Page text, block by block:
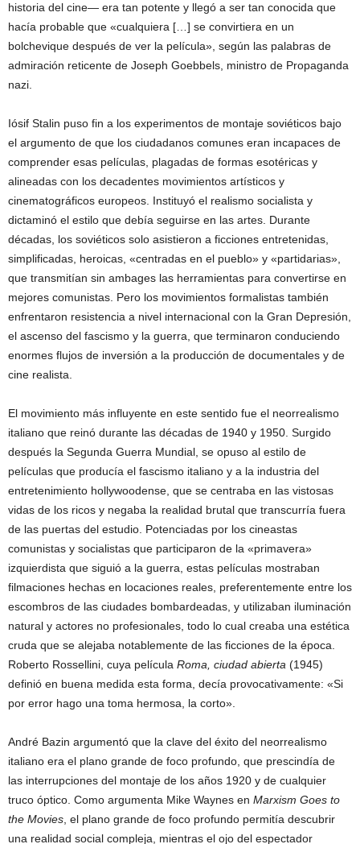
historia del cine— era tan potente y llegó a ser tan conocida que
hacía probable que «cualquiera […] se convirtiera en un
bolchevique después de ver la película», según las palabras de
admiración reticente de Joseph Goebbels, ministro de Propaganda
nazi.
Iósif Stalin puso fin a los experimentos de montaje soviéticos bajo
el argumento de que los ciudadanos comunes eran incapaces de
comprender esas películas, plagadas de formas esotéricas y
alineadas con los decadentes movimientos artísticos y
cinematográficos europeos. Instituyó el realismo socialista y
dictaminó el estilo que debía seguirse en las artes. Durante
décadas, los soviéticos solo asistieron a ficciones entretenidas,
simplificadas, heroicas, «centradas en el pueblo» y «partidarias»,
que transmitían sin ambages las herramientas para convertirse en
mejores comunistas. Pero los movimientos formalistas también
enfrentaron resistencia a nivel internacional con la Gran Depresión,
el ascenso del fascismo y la guerra, que terminaron conduciendo
enormes flujos de inversión a la producción de documentales y de
cine realista.
El movimiento más influyente en este sentido fue el neorrealismo
italiano que reinó durante las décadas de 1940 y 1950. Surgido
después la Segunda Guerra Mundial, se opuso al estilo de
películas que producía el fascismo italiano y a la industria del
entretenimiento hollywoodense, que se centraba en las vistosas
vidas de los ricos y negaba la realidad brutal que transcurría fuera
de las puertas del estudio. Potenciadas por los cineastas
comunistas y socialistas que participaron de la «primavera»
izquierdista que siguió a la guerra, estas películas mostraban
filmaciones hechas en locaciones reales, preferentemente entre los
escombros de las ciudades bombardeadas, y utilizaban iluminación
natural y actores no profesionales, todo lo cual creaba una estética
cruda que se alejaba notablemente de las ficciones de la época.
Roberto Rossellini, cuya película Roma, ciudad abierta (1945)
definió en buena medida esta forma, decía provocativamente: «Si
por error hago una toma hermosa, la corto».
André Bazin argumentó que la clave del éxito del neorrealismo
italiano era el plano grande de foco profundo, que prescindía de
las interrupciones del montaje de los años 1920 y de cualquier
truco óptico. Como argumenta Mike Waynes en Marxism Goes to
the Movies , el plano grande de foco profundo permitía descubrir
una realidad social compleja, mientras el ojo del espectador